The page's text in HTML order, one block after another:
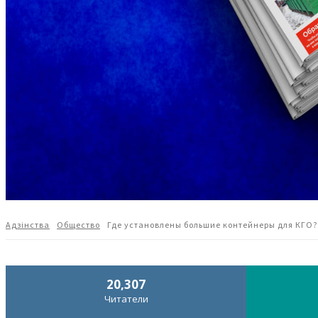
Адзiнства Общество Где установлены большие контейнеры для
20,307
Читатели